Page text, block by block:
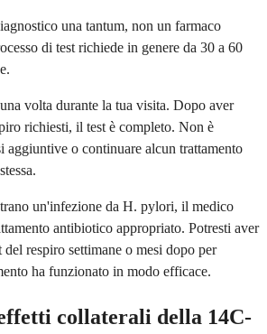
una tantum, non un farmaco
di test richiede in genere da 30 a 60
volta durante la tua visita. Dopo aver
richiesti, il test è completo. Non è
aggiuntive o continuare alcun trattamento
un'infezione da H. pylori, il medico
antibiotico appropriato. Potresti aver
respiro settimane o mesi dopo per
ha funzionato in modo efficace.
collaterali della 14C-